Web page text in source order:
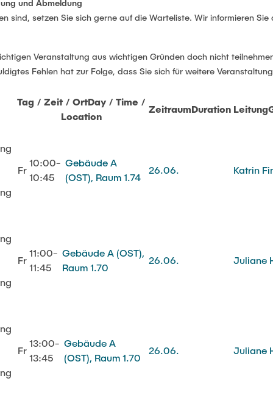
und Abmeldung
sind, setzen Sie sich gerne auf die Warteliste. Wir informieren
Veranstaltung aus wichtigen Gründen doch nicht
Fehlen hat zur Folge, dass Sie sich für weitere
Tag / Zeit / OrtDay / Time /
Location
ZeitraumDuration Leitung
Fr
10:00-
10:45
Gebäude A
(OST), Raum 1.74
26.06. Katrin
Fr
11:00-
11:45
Gebäude A (OST),
Raum 1.70
26.06. Juliane
Fr
13:00-
13:45
Gebäude A
(OST), Raum 1.70
26.06. Juliane